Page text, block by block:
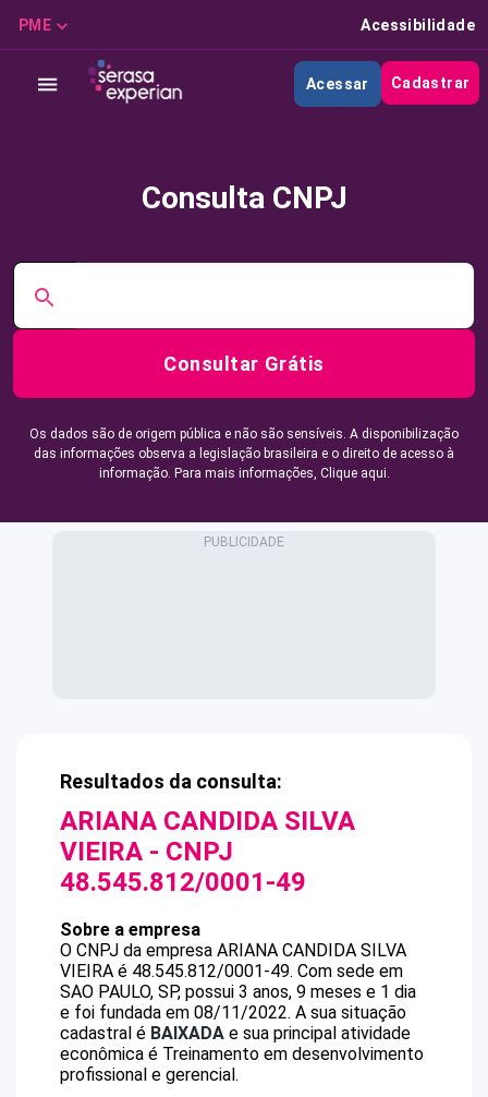
PME Acessibilidade
Acessar Cadastrar
Consulta CNPJ
Consultar Grátis
Os dados são de origem pública e não são sensíveis. A disponibilização
das informações observa a legislação brasileira e o direito de acesso à
informação. Para mais informações, Clique aqui.
Resultados da consulta:
ARIANA CANDIDA SILVA
VIEIRA - CNPJ
48.545.812/0001-49
Sobre a empresa
O CNPJ da empresa ARIANA CANDIDA SILVA
VIEIRA é 48.545.812/0001-49. Com sede em
SAO PAULO, SP, possui 3 anos, 9 meses e 1 dia
e foi fundada em 08/11/2022. A sua situação
cadastral é BAIXADA e sua principal atividade
econômica é Treinamento em desenvolvimento
profissional e gerencial.